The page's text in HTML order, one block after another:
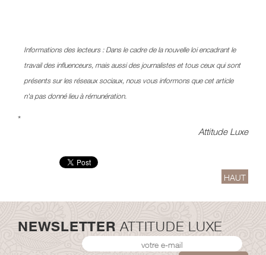
Informations des lecteurs : Dans le cadre de la nouvelle loi encadrant le
travail des influenceurs, mais aussi des journalistes et tous ceux qui sont
présents sur les réseaux sociaux, nous vous informons que cet article
n'a pas donné lieu à rémunération.
*
Attitude Luxe
HAUT
NEWSLETTER ATTITUDE LUXE